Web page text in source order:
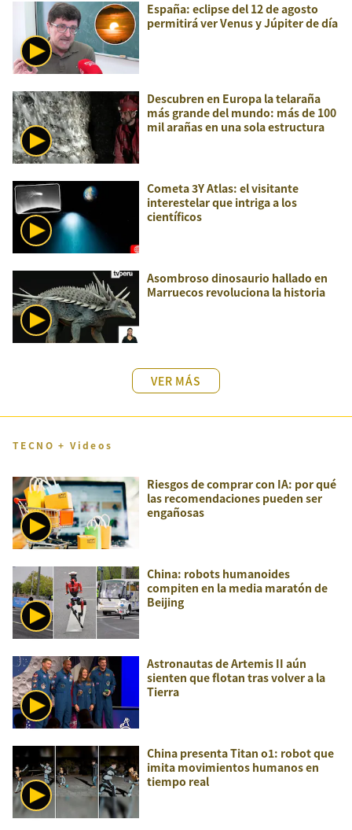
España: eclipse del 12 de agosto
permitirá ver Venus y Júpiter de día
Descubren en Europa la telaraña
más grande del mundo: más de 100
mil arañas en una sola estructura
Cometa 3Y Atlas: el visitante
interestelar que intriga a los
científicos
Asombroso dinosaurio hallado en
Marruecos revoluciona la historia
VER MÁS
TECNO + Videos
Riesgos de comprar con IA: por qué
las recomendaciones pueden ser
engañosas
China: robots humanoides
compiten en la media maratón de
Beijing
Astronautas de Artemis II aún
sienten que flotan tras volver a la
Tierra
China presenta Titan o1: robot que
imita movimientos humanos en
tiempo real